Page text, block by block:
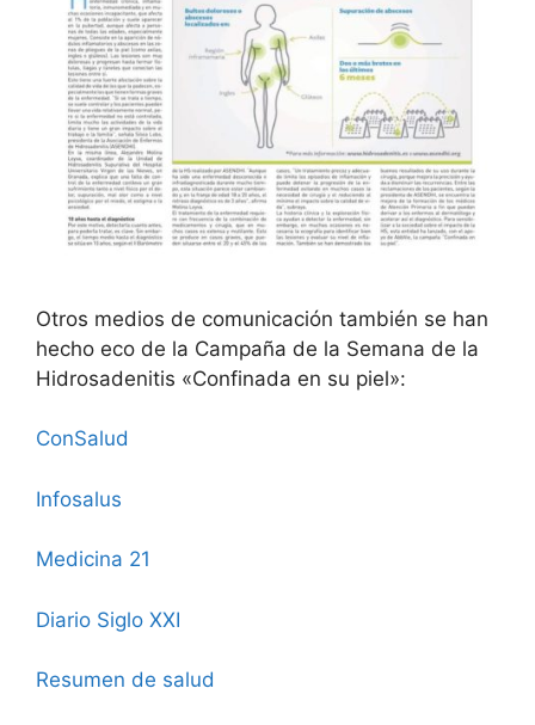
Otros medios de comunicación también se han
hecho eco de la Campaña de la Semana de la
Hidrosadenitis «Confinada en su piel»:
ConSalud
Infosalus
Medicina 21
Diario Siglo XXI
Resumen de salud